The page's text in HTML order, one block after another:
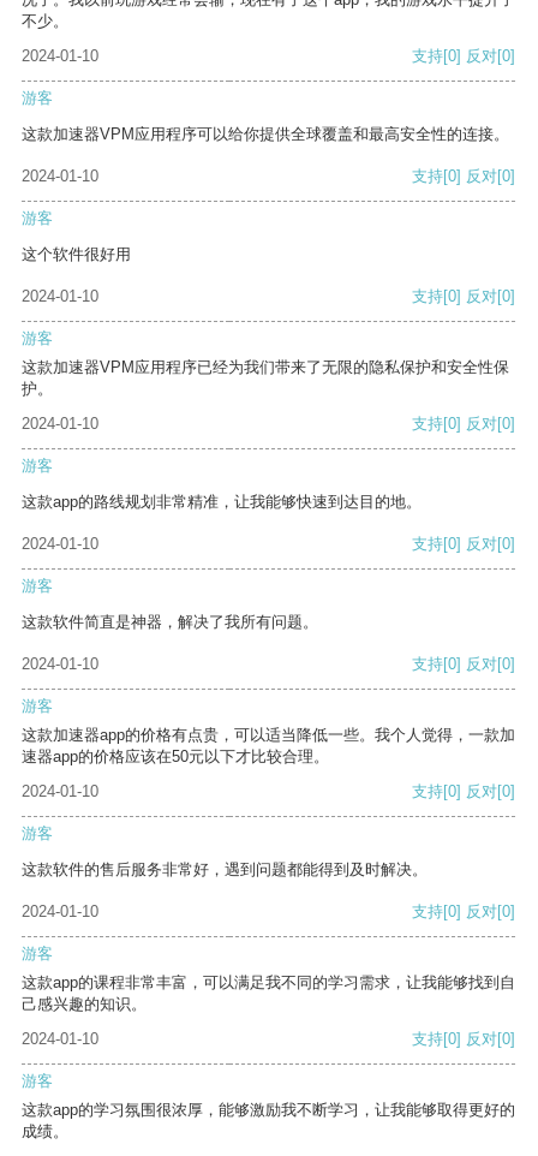
不少。
2024-01-10
支持[0] 反对[0]
游客
这款加速器VPM应用程序可以给你提供全球覆盖和最高安全性的连接。
2024-01-10 支持[0] 反对[0]
游客
这个软件很好用
2024-01-10 支持[0] 反对[0]
游客
这款加速器VPM应用程序已经为我们带来了无限的隐私保护和安全性保
护。
2024-01-10
支持[0] 反对[0]
游客
这款app的路线规划非常精准，让我能够快速到达目的地。
2024-01-10 支持[0] 反对[0]
游客
这款软件简直是神器，解决了我所有问题。
2024-01-10 支持[0] 反对[0]
游客
这款加速器app的价格有点贵，可以适当降低一些。我个人觉得，一款加
速器app的价格应该在50元以下才比较合理。
2024-01-10
支持[0] 反对[0]
游客
这款软件的售后服务非常好，遇到问题都能得到及时解决。
2024-01-10 支持[0] 反对[0]
游客
这款app的课程非常丰富，可以满足我不同的学习需求，让我能够找到自
己感兴趣的知识。
2024-01-10
支持[0] 反对[0]
游客
这款app的学习氛围很浓厚，能够激励我不断学习，让我能够取得更好的
成绩。